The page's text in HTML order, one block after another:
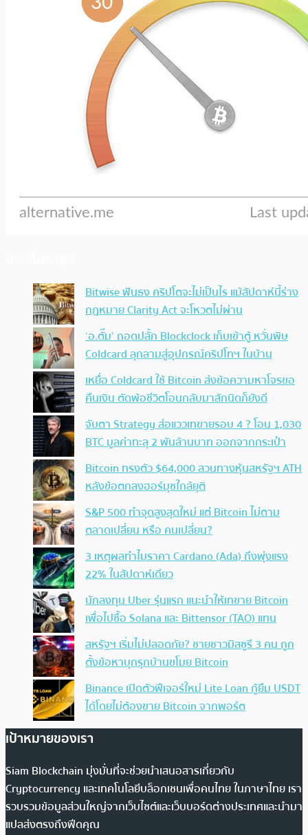
Bitwise ฟันธง คริปโตจะไม่เป็นไร แม้สัปดาห์นี้ร่าง
กฎหมาย Clarity Act จะโหวตไม่ผ่าน
‘อ.ตั๊ม’ ถอดปลั้ก Blockclock เก็บเข้าตู้ หวั่นพิษ
Coldcard ลุกลามสู่อุปกรณ์คริปโทฯ ในบ้าน
เหยื่อ Coldcard ใช้ Bitcoin ส่งข้อความหาโจรขอ
คืนเงิน ตัดพ้อชีวิตโอนกลับมาสักนิดก็ยังดี
จับตา Strategy ส่อแววเทขายรอบ 4 ? โอน 1,030
BTC มูลค่าทะลุ 2 พันล้านบาท ออกจากกระเป๋า
Bitcoin ทรงตัว $64,000 สวนทางหุ้นสหรัฐฯ ATH
หลังข้อตกลงฮอร์มุซใกล้ยุติ
S&P 500 ทำจุดสูงสุดใหม่ แต่ Bitcoin ไม่ตาม
ตลาดเปลี่ยน หรือ คนเปลี่ยน?
3 เหตุผลทำไมราคา Cardano (Ada) ถึงพุ่งแรง
22% ในสัปดาห์เดียว
นักลงทุน Uber รุ่นแรก แนะนำให้เทขาย Bitcoin
เพื่อไปซื้อ Solana และ Bittensor (TAO) แทน
สหรัฐฯ เริ่มไม่ปลอดภัย? ชายชาวมิสซูรี 3 คน ถูก
ตั้งข้อหาบุกรุกบ้านขโมย Bitcoin
Binance เปิดตัวฟีเจอร์ใหม่ Lite Loan กู้ยืม USDT
ได้โดยไม่ต้องขาย Bitcoin จากพอร์ต
เป้าหมายของเรา
Siam Blockchain มุ่งมั่นที่จะช่วยนำเสนอสารเกี่ยวกับ
Cryptocurrency และเทคโนโลยีบล็อกเชนเพื่อคนไทย ในภาษาไทย เรา
รวบรวมข้อมูลส่วนใหญ่จากเว็บไซต์และเว็บบอร์ดต่างประเทศและนำมา
แปลส่งตรงถึงฟีดคุณ